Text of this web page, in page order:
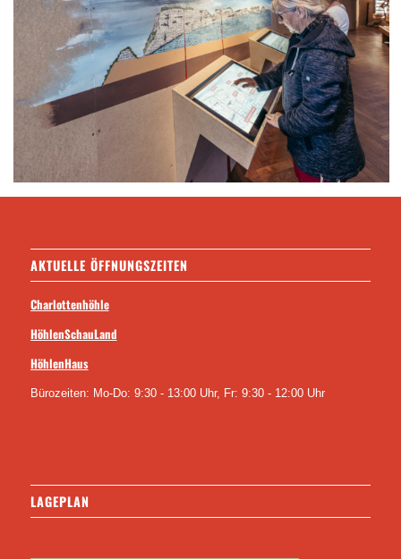
AKTUELLE ÖFFNUNGSZEITEN
Charlottenhöhle
HöhlenSchauLand
HöhlenHaus
Bürozeiten: Mo-Do: 9:30 - 13:00 Uhr, Fr: 9:30 - 12:00 Uhr
LAGEPLAN